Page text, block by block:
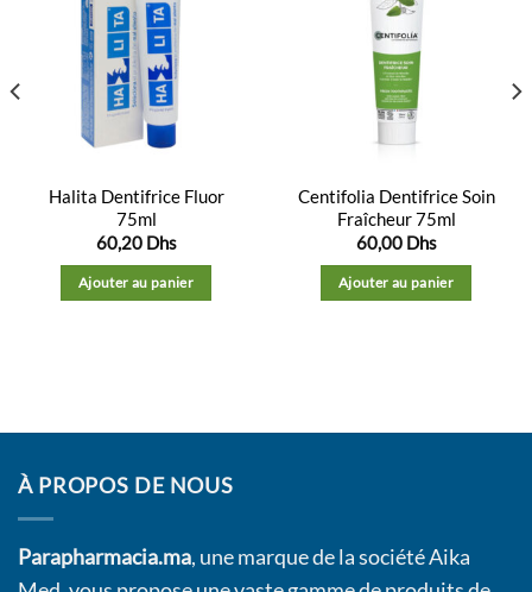
Halita Dentifrice Fluor
75ml
60,20 Dhs
Ajouter au panier
Centifolia Dentifrice Soin
Fraîcheur 75ml
60,00 Dhs
Ajouter au panier
À PROPOS DE NOUS
Parapharmacia.ma, une marque de la société Aika